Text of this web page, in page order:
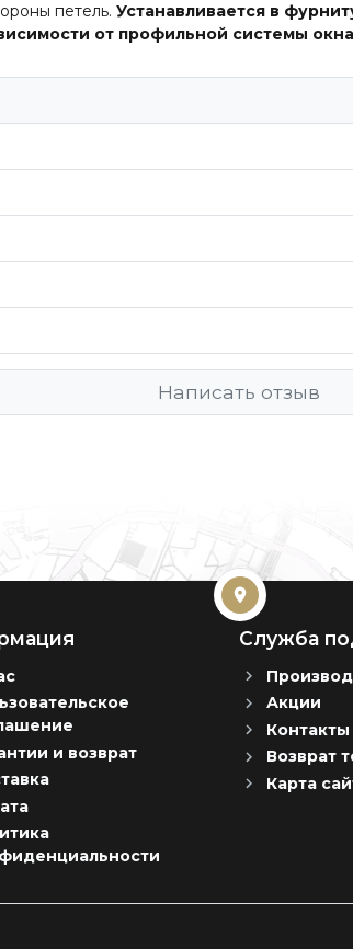
петель. Устанавливается в
от профильной системы
Написать отзыв
и возврат
Служба
Акции
Контакты
Возврат
Карта